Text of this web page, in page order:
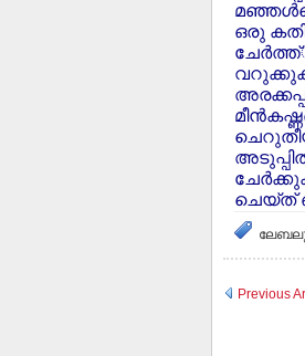
ഒരു
ചേര്‍ത്ത്്
ചെയ്ത്
Previous